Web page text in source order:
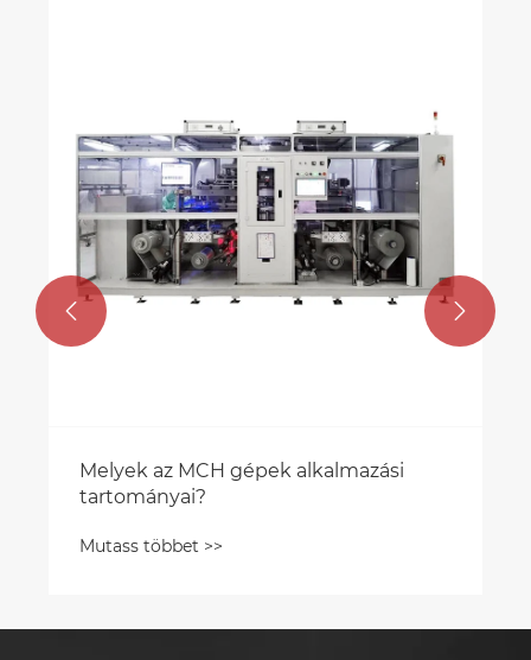
precíziós elektronikai
Mutass többet >>
 